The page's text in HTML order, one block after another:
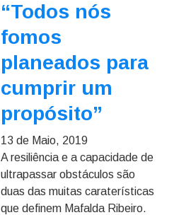
“Todos nós
fomos
planeados para
cumprir um
propósito”
13 de Maio, 2019
A resiliência e a capacidade de
ultrapassar obstáculos são
duas das muitas caraterísticas
que definem Mafalda Ribeiro.